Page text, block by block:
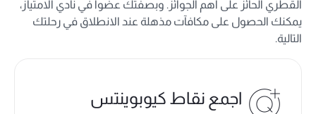
القطري الحائز على أهم الجوائز. وبصفتك عضواً في نادي الامتياز،
يمكنك الحصول على مكافآت مذهلة عند الانطلاق في رحلتك
التالية.
اجمع نقاط كيوبوينتس